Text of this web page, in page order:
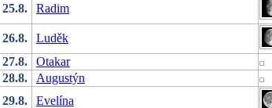
25.8. Radim
26.8. Luděk
27.8. Otakar
28.8. Augustýn
29.8. Evelína